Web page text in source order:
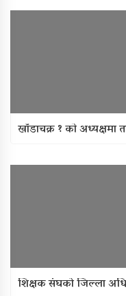
खाँडाचक्र १ काे अध्यक्षमा
शिक्षक संघको जिल्ला